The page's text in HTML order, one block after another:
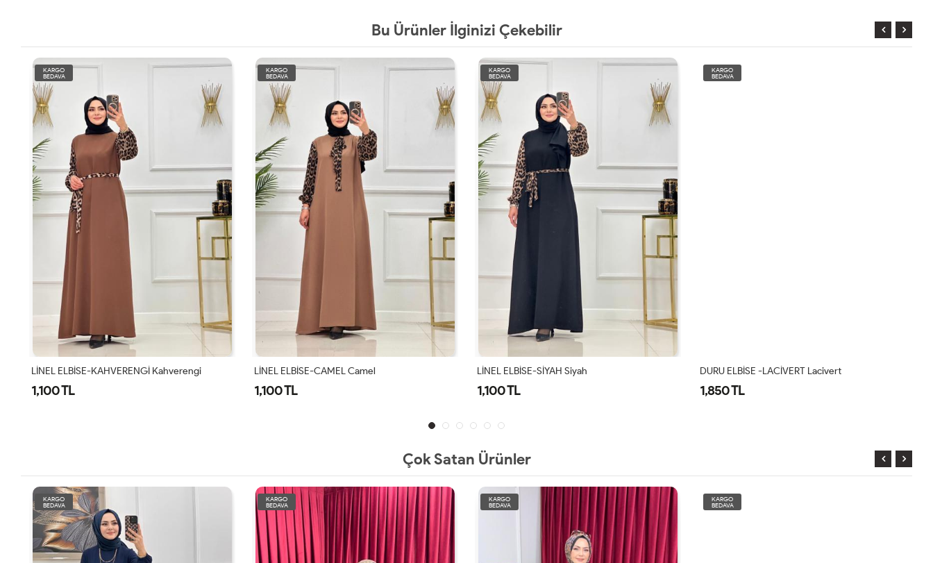
Bu Ürünler İlginizi Çekebilir
KARGO
BEDAVA
LİNEL ELBİSE-KAHVERENGİ Kahverengi
1,100 TL
KARGO
BEDAVA
LİNEL ELBİSE-CAMEL Camel
1,100 TL
KARGO
BEDAVA
LİNEL ELBİSE-SİYAH Siyah
1,100 TL
KARGO
BEDAVA
DURU ELBİSE -LACİVERT Lacivert
1,850 TL
Çok Satan Ürünler
KARGO
BEDAVA
KARGO
BEDAVA
KARGO
BEDAVA
KARGO
BEDAVA